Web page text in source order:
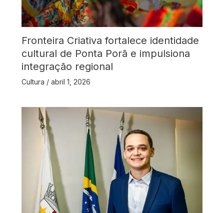
Fronteira Criativa fortalece identidade
cultural de Ponta Porã e impulsiona
integração regional
Cultura / abril 1, 2026